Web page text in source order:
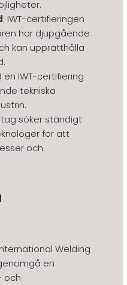
: IWT-certifieringen
har djupgående
kan upprätthålla
en IWT-certifiering
tekniska
söker ständigt
för att
och
Welding
en
och